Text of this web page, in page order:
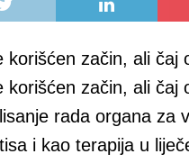
korišćen začin, ali čaj
korišćen začin, ali čaj
rada organa za
i kao terapija u